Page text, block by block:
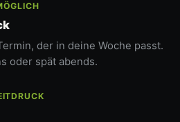
der in deine Woche passt.
oder spät abends.